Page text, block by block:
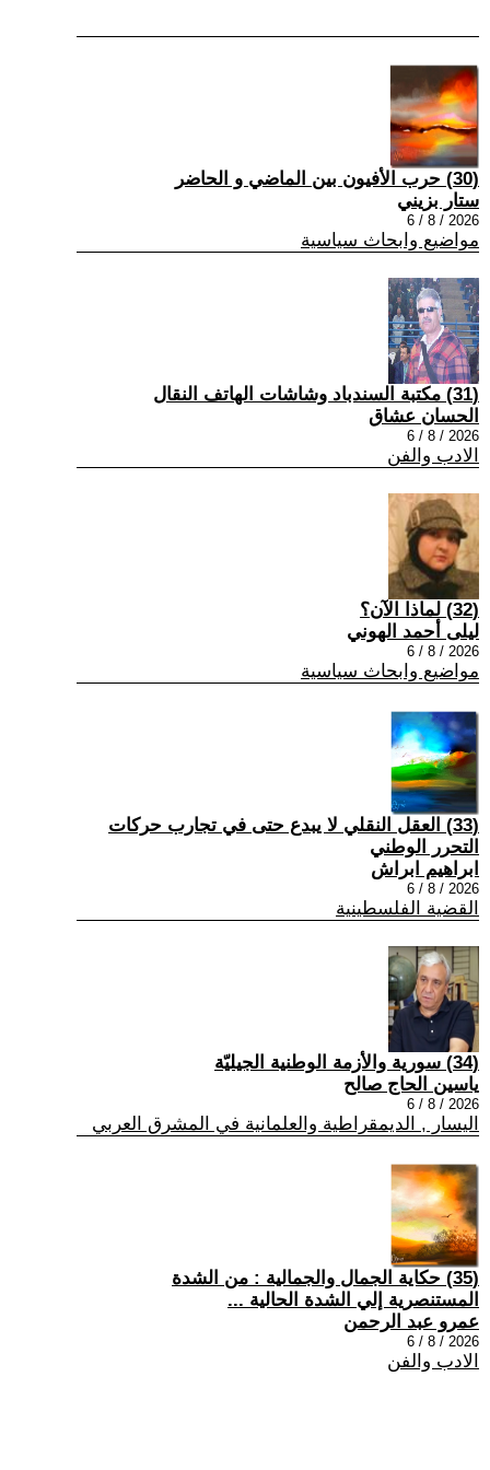
(30) حرب الأفيون بين الماضي و الحاضر
ستار بزيني
2026 / 8 / 6
مواضيع وابحاث سياسية
(31) مكتبة السندباد وشاشات الهاتف النقال
الحسان عشاق
2026 / 8 / 6
الادب والفن
(32) لماذا الآن؟
ليلى أحمد الهوني
2026 / 8 / 6
مواضيع وابحاث سياسية
(33) العقل النقلي لا يبدع حتى في تجارب حركات
التحرر الوطني
ابراهيم ابراش
2026 / 8 / 6
القضية الفلسطينية
(34) سورية والأزمة الوطنية الجيليّة
ياسين الحاج صالح
2026 / 8 / 6
اليسار , الديمقراطية والعلمانية في المشرق العربي
(35) حكاية الجمال والجمالية : من الشدة
المستنصرية إلي الشدة الحالية ...
عمرو عبد الرحمن
2026 / 8 / 6
الادب والفن